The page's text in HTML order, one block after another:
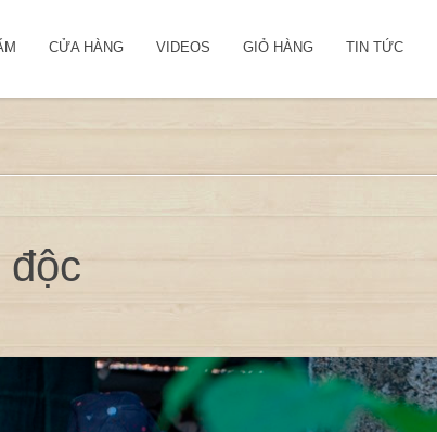
CỬA HÀNG VIDEOS GIỎ HÀNG TIN TỨC
độc